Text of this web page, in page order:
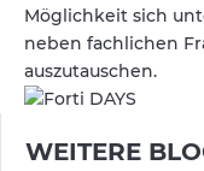
Möglichkeit sich
neben fachlichen
auszutauschen.
WEITERE